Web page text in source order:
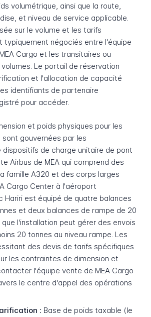
volumétrique, ainsi que la route,
et niveau de service applicable.
sur le volume et les tarifs
typiquement négociés entre l'équipe
Cargo et les transitaires ou
Le portail de réservation
et l'allocation de capacité
identifiants de partenaire
pour accéder.
et poids physiques pour les
sont gouvernées par les
dispositifs de charge unitaire de pont
Airbus de MEA qui comprend des
famille A320 et des corps larges
Cargo Center à l'aéroport
Hariri est équipé de quatre balances
et deux balances de rampe de 20
l'installation peut gérer des envois
20 tonnes au niveau rampe. Les
des devis de tarifs spécifiques
les contraintes de dimension et
l'équipe vente de MEA Cargo
le centre d'appel des opérations
: Base de poids taxable (le